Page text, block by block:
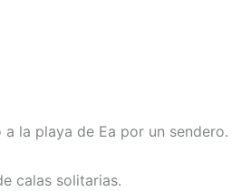
la playa de Ea por un sendero.
calas solitarias.